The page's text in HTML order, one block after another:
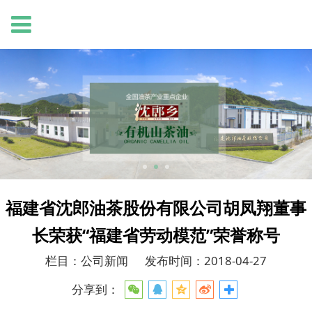
福建省沈郎油茶股份有限公司胡凤翔董事
长荣获“福建省劳动模范”荣誉称号
栏目：公司新闻
发布时间：2018-04-27
分享到：